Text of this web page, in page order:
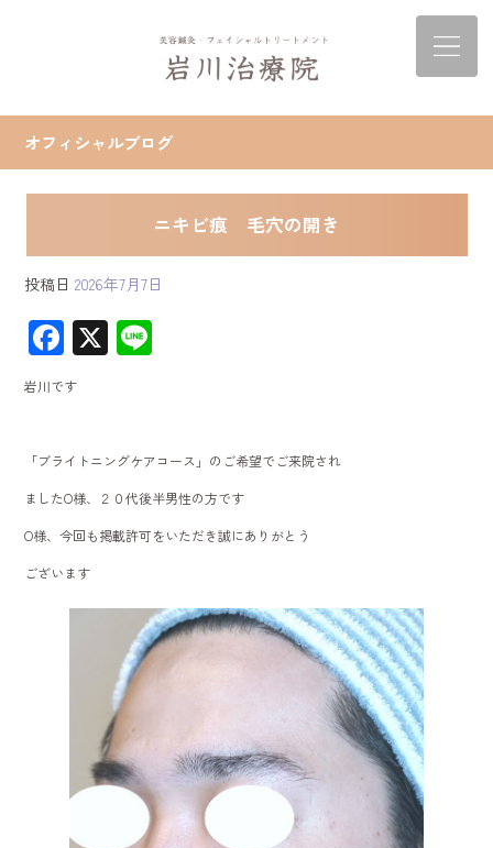
オフィシャルブログ
ニキビ痕 毛穴の開き
投稿日 2026年7月7日
F
ac
e
b
o
ok
X
岩川です
「ブライトニングケアコース」のご希望でご来院され
ましたO様、２０代後半男性の方です
O様、今回も掲載許可をいただき誠にありがとう
ございます